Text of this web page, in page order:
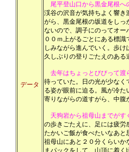
データ
尾平登山口から黒金尾根へ
渓谷の沢音が気持ちよく響
がら、黒金尾根の坂道をし
ないので、調子にのってオ
００ｍ上がるごとにある標
しみながら進んでいく。歩
久しぶりの登りごたえのあ
去年はちょっとびびって渡
待っていた。日の光が少な
る姿が眼前に迫る。風が冷
寄りながらの道すがら、中
天狗岩から祖母山までが
の歩きごたえに、足には疲
たかいご飯が食べたいなあ
祖母山にあと２０分くらい
まパックをして、山頂に着